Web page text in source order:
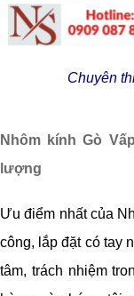
Chuyên
Nhôm kính Gò
lượng
Ưu điểm nhất của
công, lắp đặt có tay
tâm, trách nhiệm